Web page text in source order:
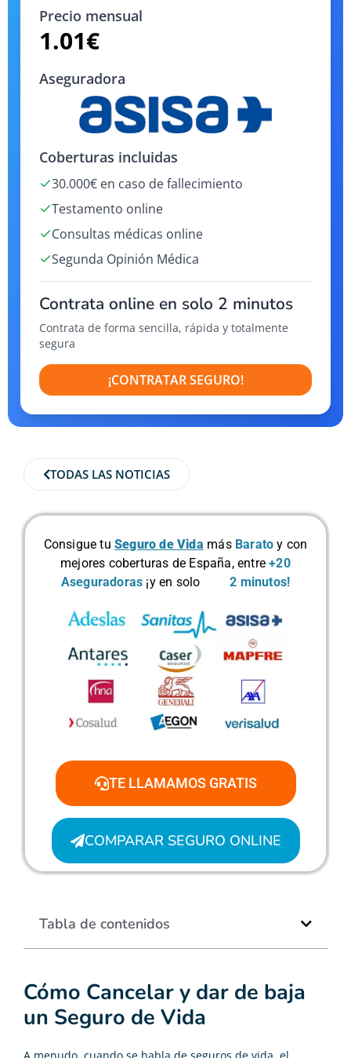
Precio mensual
1.01€
Aseguradora
Coberturas incluidas
30.000€ en caso de fallecimiento
Testamento online
Consultas médicas online
Segunda Opinión Médica
Contrata online en solo 2 minutos
Contrata de forma sencilla, rápida y totalmente
segura
¡CONTRATAR SEGURO!
Cómo Cancelar y dar de baja
un Seguro de Vida
TODAS LAS NOTICIAS
Consigue tu Seguro de Vida más Barato y con
mejores coberturas de España, entre+20
Aseguradoras ¡y en solo2 minutos!
TE LLAMAMOS GRATIS
COMPARAR SEGURO ONLINE
Tabla de contenidos